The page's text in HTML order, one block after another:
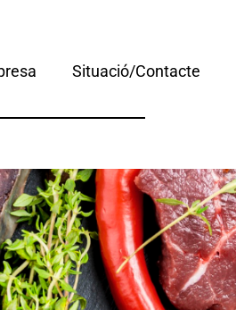
Situació/Contacte